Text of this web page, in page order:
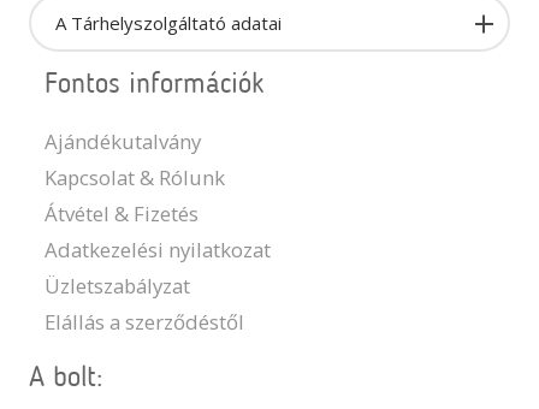
A Tárhelyszolgáltató adatai
Fontos információk
Ajándékutalvány
Kapcsolat & Rólunk
Átvétel & Fizetés
Adatkezelési nyilatkozat
Üzletszabályzat
Elállás a szerződéstől
A bolt: